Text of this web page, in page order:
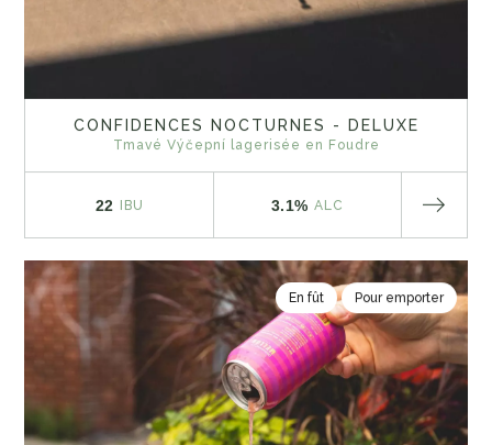
CONFIDENCES NOCTURNES - DELUXE
Tmavé Výčepní lagerisée en Foudre
22 IBU 3.1% ALC
En fût Pour emporter